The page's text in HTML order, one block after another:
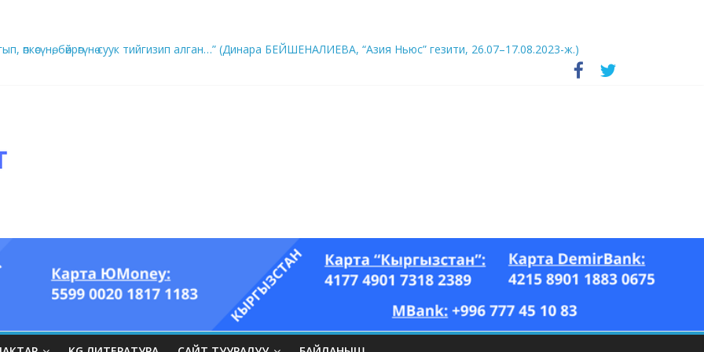
өпкөсүнө, бөйрөгүнө суук тийгизип алган…” (Динара БЕЙШЕНАЛИЕВА, “Азия Ньюс” гезити, 26.07–17.08.2023-ж.)
он үч акындын котормосунда